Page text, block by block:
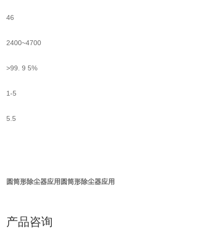
46
2400~4700
>99. 9 5%
1-5
5.5
圆筒形除尘器应用 圆筒形除尘器应用
产品咨询